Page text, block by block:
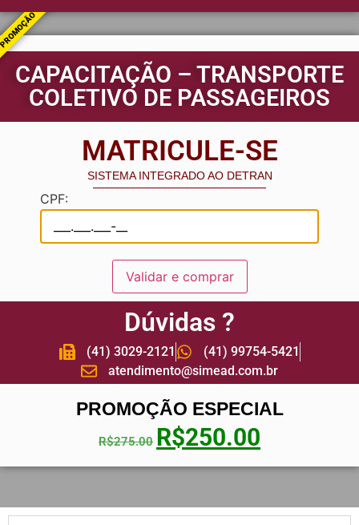
CAPACITAÇÃO – TRANSPORTE
COLETIVO DE PASSAGEIROS
MATRICULE-SE
SISTEMA INTEGRADO AO DETRAN
CPF:
Validar e comprar
Dúvidas ?
(41) 3029-2121
(41) 99754-5421
atendimento@simead.com.br
PROMOÇÃO ESPECIAL
R$275.00 R$250.00